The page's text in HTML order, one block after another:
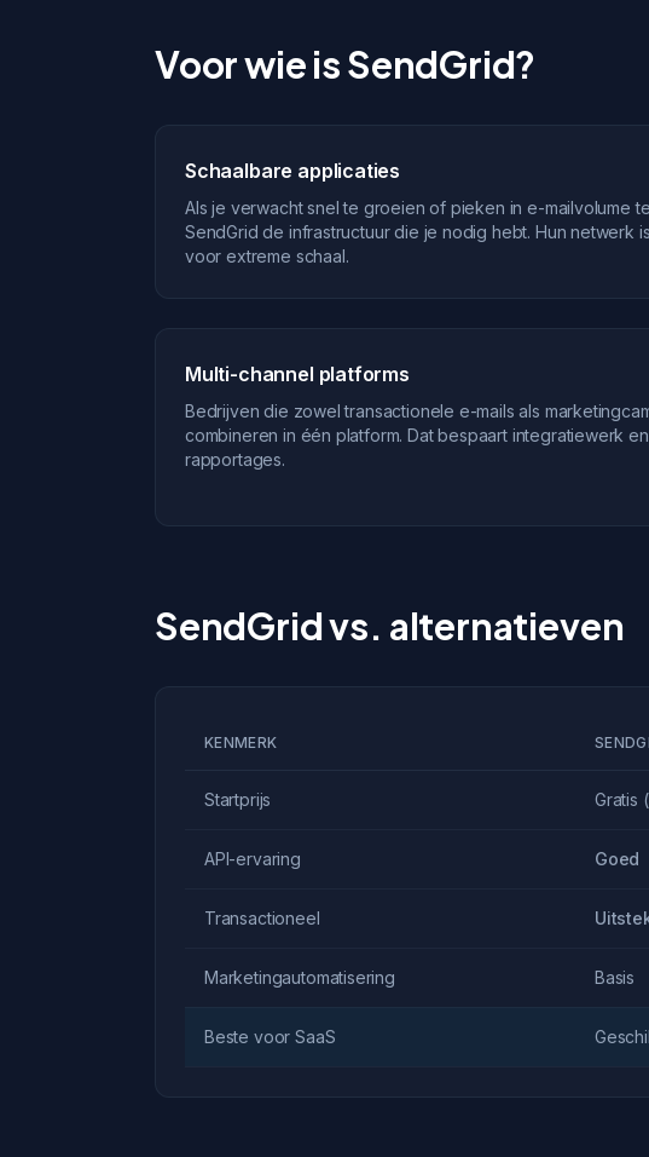
Voor wie is SendGrid?
Schaalbare applicaties
Als je verwacht snel te groeien of pieken in e-mailvolume
SendGrid de infrastructuur die je nodig hebt. Hun netwerk
voor extreme schaal.
Multi-channel platforms
Bedrijven die zowel transactionele e-mails als
combineren in één platform. Dat bespaart integratiewerk
rapportages.
SendGrid vs. alternatieven
KENMERK
Startprijs Gratis
API-ervaring Goed
Transactioneel
Marketingautomatisering Basis
Beste voor SaaS